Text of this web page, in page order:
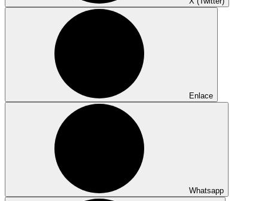
Enlace
Whatsapp